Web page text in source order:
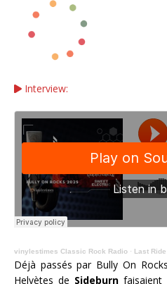
Interview:
vinylestimes Classic Rock Radio · Last Ride –
Déjà passés par Bully On
Helvètes de Sideburn